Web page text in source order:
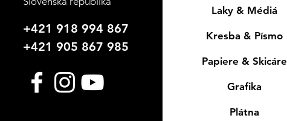
+421 918 994 867
+421 905 867 985
Laky & Médiá
Kresba & Písmo
Papiere & Skicáre
Grafika
Plátna